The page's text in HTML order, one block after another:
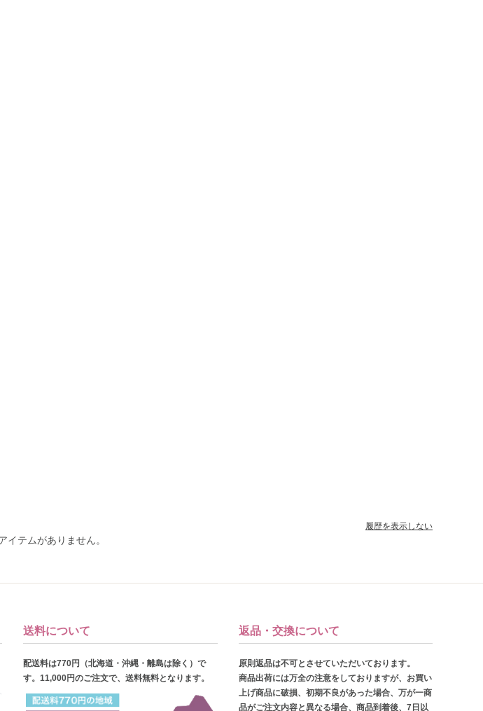
イテムがありません。
履歴を表示しない
送料について
配送料は770円（北海道・沖縄・離島は除く）で
す。11,000円のご注文で、送料無料となります。
返品・交換について
原則返品は不可とさせていただいております。
商品出荷には万全の注意をしておりますが、お買い
上げ商品に破損、初期不良があった場合、万が一商
品がご注文内容と異なる場合、商品到着後、7日以